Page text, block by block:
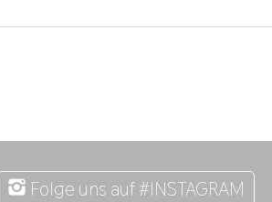
Folge uns auf #INSTAGRAM